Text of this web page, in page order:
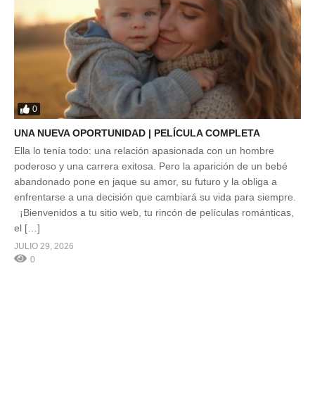
0
UNA NUEVA OPORTUNIDAD | PELÍCULA COMPLETA
Ella lo tenía todo: una relación apasionada con un hombre
poderoso y una carrera exitosa. Pero la aparición de un bebé
abandonado pone en jaque su amor, su futuro y la obliga a
enfrentarse a una decisión que cambiará su vida para siempre.
¡Bienvenidos a tu sitio web, tu rincón de películas románticas,
el […]
JULIO 29, 2026
0